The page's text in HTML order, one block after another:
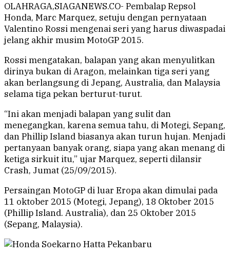
OLAHRAGA,SIAGANEWS.CO- Pembalap Repsol
Honda, Marc Marquez, setuju dengan pernyataan
Valentino Rossi mengenai seri yang harus diwaspadai
jelang akhir musim MotoGP 2015.
Rossi mengatakan, balapan yang akan menyulitkan
dirinya bukan di Aragon, melainkan tiga seri yang
akan berlangsung di Jepang, Australia, dan Malaysia
selama tiga pekan berturut-turut.
“Ini akan menjadi balapan yang sulit dan
menegangkan, karena semua tahu, di Motegi, Sepang,
dan Phillip Island biasanya akan turun hujan. Menjadi
pertanyaan banyak orang, siapa yang akan menang di
ketiga sirkuit itu,” ujar Marquez, seperti dilansir
Crash, Jumat (25/09/2015).
Persaingan MotoGP di luar Eropa akan dimulai pada
11 oktober 2015 (Motegi, Jepang), 18 Oktober 2015
(Phillip Island. Australia), dan 25 Oktober 2015
(Sepang, Malaysia).